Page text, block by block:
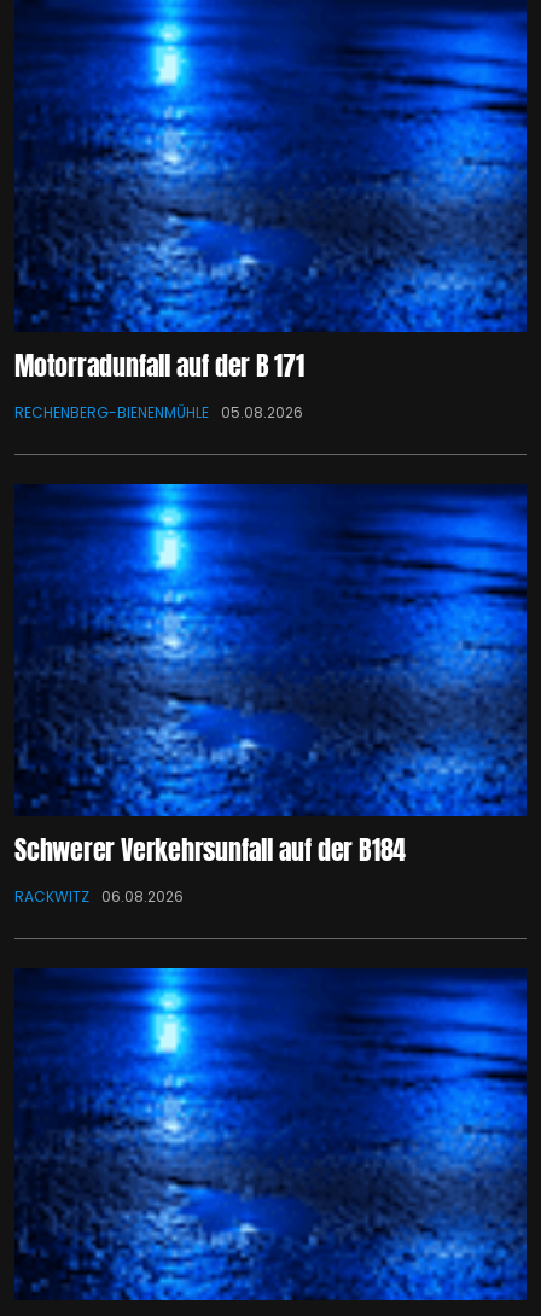
Motorradunfall auf der B 171
RECHENBERG-BIENENMÜHLE 05.08.2026
Schwerer Verkehrsunfall auf der B184
RACKWITZ 06.08.2026